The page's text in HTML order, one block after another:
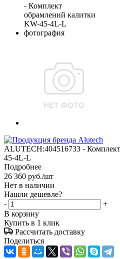
ALUTECH:404516733 -
45-4L-L
Подробнее
26 360 руб./шт
Нет в наличии
Нашли дешевле?
-
+
В корзину
Купить в 1 клик
Рассчитать доставку
Поделиться